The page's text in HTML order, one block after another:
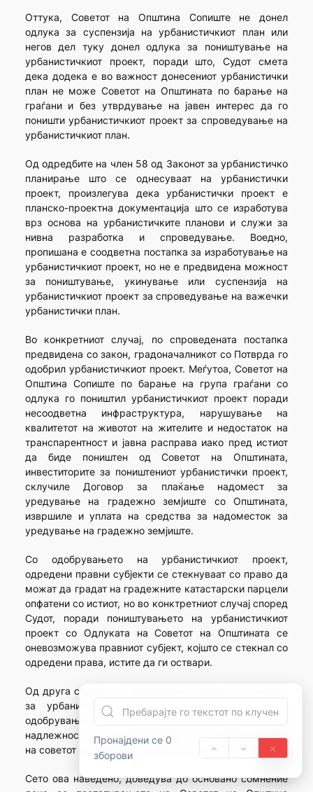
Пронајдени се 0
зборови
Оттука, Советот на Општина Сопиште не донел
одлука за суспензија на урбанистичкиот план или
негов дел туку донел одлука за поништување на
урбанистичкиот проект, поради што, Судот смета
дека додека е во важност донесениот урбанистички
план не може Советот на Општината по барање на
граѓани и без утврдување на јавен интерес да го
поништи урбанистичкиот проект за спроведување на
урбанистичкиот план.
Од одредбите на член 58 од Законот за урбанистичко
планирање што се однесуваат на урбанистички
проект, произлегува дека урбанистички проект е
планско-проектна документација што се изработува
врз основа на урбанистичките планови и служи за
нивна разработка и спроведување. Воедно,
пропишана е соодветна постапка за изработување на
урбанистичкиот проект, но не е предвидена можност
за поништување, укинување или суспензија на
урбанистичкиот проект за спроведување на важечки
урбанистички план.
Во конкретниот случај, по спроведената постапка
предвидена со закон, градоначалникот со Потврда го
одобрил урбанистичкиот проект. Меѓутоа, Советот на
Општина Сопиште по барање на група граѓани со
одлука го поништил урбанистичкиот проект поради
несоодветна инфраструктура, нарушување на
квалитетот на животот на жителите и недостаток на
транспарентност и јавна расправа иако пред истиот
да биде поништен од Советот на Општината,
инвеститорите за поништениот урбанистички проект,
склучиле Договор за плаќање надомест за
уредување на градежно земјиште со Општината,
извршиле и уплата на средства за надоместок за
уредување на градежно земјиште.
Со одобрувањето на урбанистичкиот проект,
одредени правни субјекти се стекнуваат со право да
можат да градат на градежните катастарски парцели
опфатени со истиот, но во конктретниот случај според
Судот, поради поништувањето на урбанистичкиот
проект со Одлуката на Советот на Општината се
оневозможува правниот субјект, којшто се стекнал со
одредени права, истите да ги оствари.
Од друга страна, од наведените одредби од Законот
за урбанистичко планирање, произлегува дека
одобрувањето на урбанистичкиот проект е во
надлежност на градоначалникот на општината, а не
на советот на општината (член 62 став 7 од Законот).
Сето ова наведено, доведува до основано сомнение